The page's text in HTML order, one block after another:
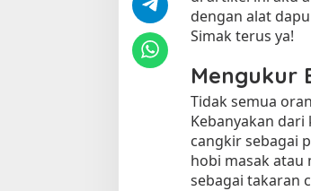
dengan alat
Simak terus ya!
Mengukur
Tidak semua
Kebanyakan
cangkir sebagai
hobi masak atau
sebagai takaran